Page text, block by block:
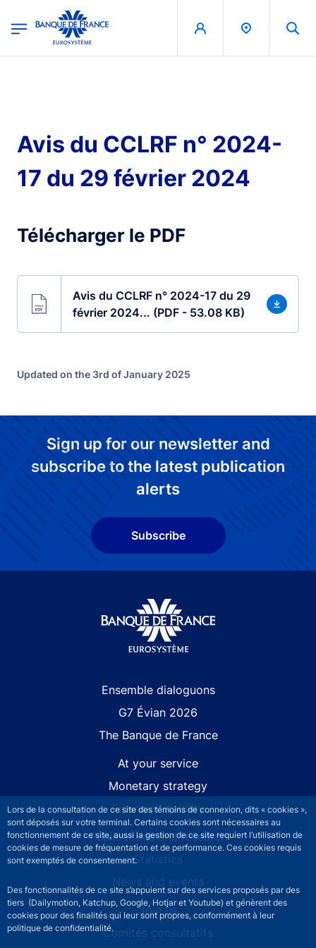
Lors de la consultation de ce site des témoins de connexion, dits « cookies »,
sont déposés sur votre terminal. Certains cookies sont nécessaires au
fonctionnement de ce site, aussi la gestion de ce site requiert l’utilisation de
cookies de mesure de fréquentation et de performance. Ces cookies requis
sont exemptés de consentement.
Des fonctionnalités de ce site s’appuient sur des services proposés par des
tiers (Dailymotion, Katchup, Google, Hotjar et Youtube) et génèrent des
cookies pour des finalités qui leur sont propres, conformément à leur
politique de confidentialité.
Banque de France - Menu Principal
Avis du CCLRF n° 2024-
17 du 29 février 2024
Télécharger le PDF
Avis du CCLRF n° 2024-17 du 29
février 2024... (PDF - 53.08 KB)
Updated on the 3rd of January 2025
Sign up for our newsletter and
subscribe to the latest publication
alerts
Subscribe
Ensemble dialoguons
G7 Évian 2026
The Banque de France
At your service
Monetary strategy
Financial stability
Publications and research
Statistics
News and events
Join us
Comités consultatifs